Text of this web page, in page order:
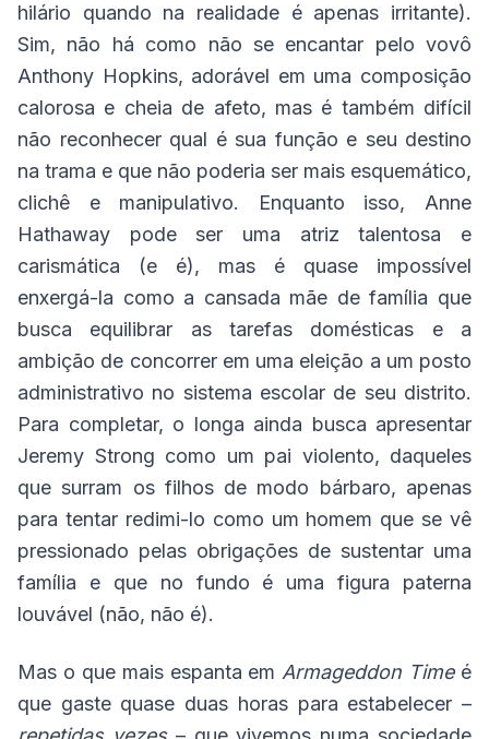
hilário quando na realidade é apenas irritante).
Sim, não há como não se encantar pelo vovô
Anthony Hopkins, adorável em uma composição
calorosa e cheia de afeto, mas é também difícil
não reconhecer qual é sua função e seu destino
na trama e que não poderia ser mais esquemático,
clichê e manipulativo. Enquanto isso, Anne
Hathaway pode ser uma atriz talentosa e
carismática (e é), mas é quase impossível
enxergá-la como a cansada mãe de família que
busca equilibrar as tarefas domésticas e a
ambição de concorrer em uma eleição a um posto
administrativo no sistema escolar de seu distrito.
Para completar, o longa ainda busca apresentar
Jeremy Strong como um pai violento, daqueles
que surram os filhos de modo bárbaro, apenas
para tentar redimi-lo como um homem que se vê
pressionado pelas obrigações de sustentar uma
família e que no fundo é uma figura paterna
louvável (não, não é).
Mas o que mais espanta em Armageddon Time é
que gaste quase duas horas para estabelecer –